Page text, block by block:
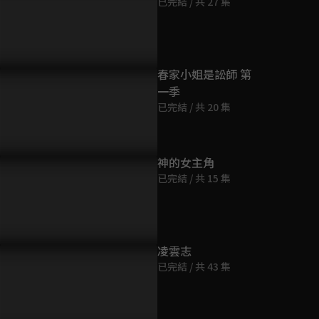
春家小姐是訟師 第
一季
已完結 / 共 20 集
神的女主角
已完結 / 共 15 集
凌雲志
已完結 / 共 43 集